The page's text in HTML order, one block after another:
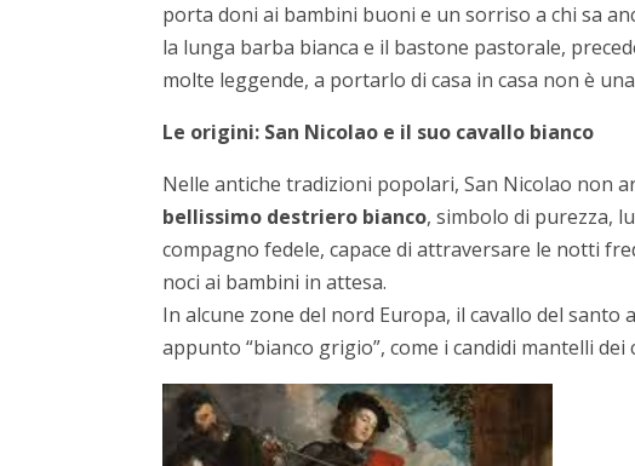
porta doni ai bambini buoni e un sorriso a chi sa
la lunga barba bianca e il bastone pastorale,
molte leggende, a portarlo di casa in casa non è
Le origini: San Nicolao e il suo cavallo bianco
Nelle antiche tradizioni popolari, San Nicolao non
bellissimo destriero bianco, simbolo di purezza,
compagno fedele, capace di attraversare le notti
noci ai bambini in attesa.
In alcune zone del nord Europa, il cavallo del santo
appunto “bianco grigio”, come i candidi mantelli